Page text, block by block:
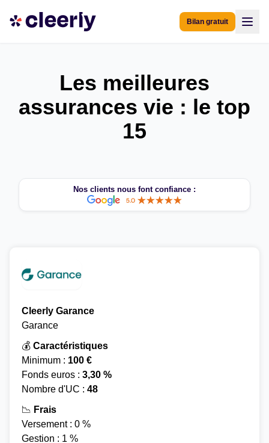
Bilan gratuit
Les meilleures
assurances vie : le top
15
Nos clients nous font confiance :
Cleerly Garance
Garance
💰 Caractéristiques
Minimum : 100 €
Fonds euros : 3,30 %
Nombre d'UC : 48
📉 Frais
Versement : 0 %
Gestion : 1 %